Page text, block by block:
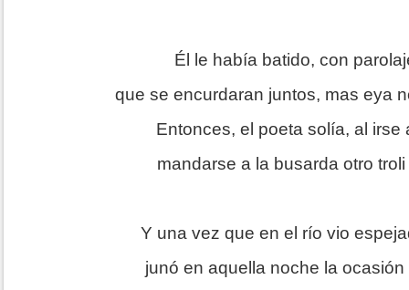
Él le había batido, con
que se encurdaran juntos, mas eya
Entonces, el poeta solía, al irse
mandarse a la busarda otro
Y una vez que en el río vio
junó en aquella noche la ocasión